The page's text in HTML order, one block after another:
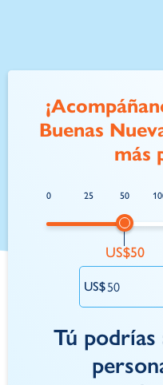
Buenas
más
0 25 50
Tú podrías